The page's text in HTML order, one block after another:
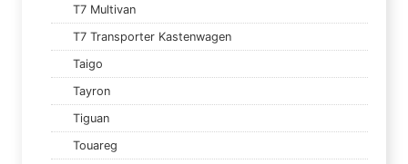
T7 Multivan
T7 Transporter Kastenwagen
Taigo
Tayron
Tiguan
Touareg